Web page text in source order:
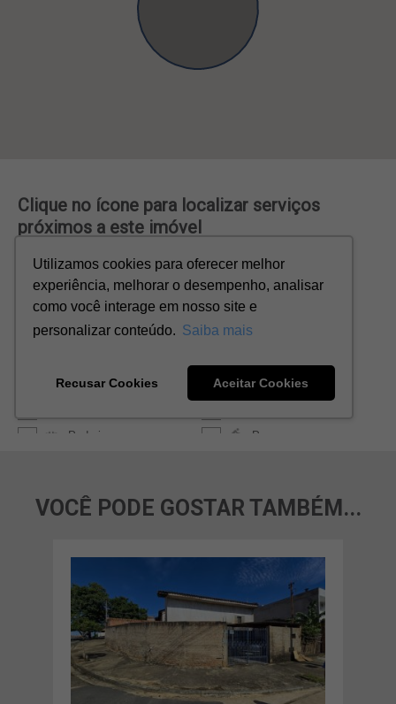
VOCÊ PODE GOSTAR TAMBÉM...